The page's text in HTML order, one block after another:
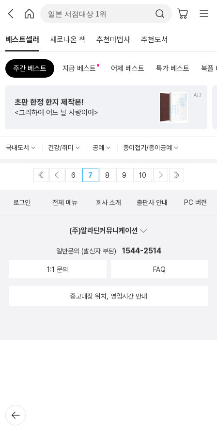
베스트셀러 새로나온 책 추천마법사 추천도서
주간 베스트 지금 베스트 어제 베스트 특가 베스트 북플
AD
초판 한정 한지 제작본!
<그리하여 어느 날 사랑이여>
국내도서 건강/취미 공예 종이접기/종이공예
6 7 8 9 10
뒤로가
기
로그인 전체 메뉴 회사 소개 출판사 안내 PC 버전
(주)알라딘커뮤니케이션
일반문의 (발신자 부담) 1544-2514
1:1 문의 FAQ
중고매장 위치, 영업시간 안내